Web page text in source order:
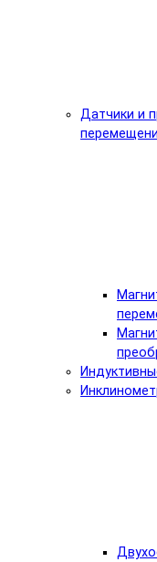
Датчики и